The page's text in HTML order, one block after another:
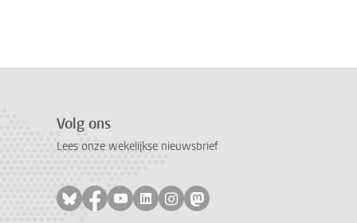
Volg ons
Lees onze wekelijkse nieuwsbrief
Volg ons op bluesky
Volg ons op facebook
Volg ons op youtube
Volg ons op linkedin
Volg ons op instagram
Volg ons op mastodon